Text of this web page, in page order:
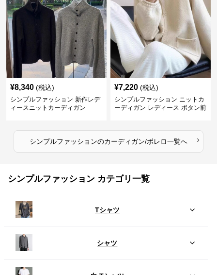
¥8,340 (税込)
シンプルファッション 新作レデ
ィースニットカーディガン
¥7,220 (税込)
シンプルファッション ニットカ
ーディガン レディース ボタン前
シンプルファッションのカーディガン/ボレロ一覧へ ›
シンプルファッション カテゴリ一覧
Tシャツ
シャツ